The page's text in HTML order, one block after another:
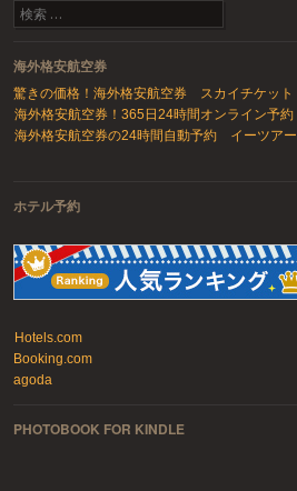
検索
海外格安航空券
驚きの価格！海外格安航空券 スカイチケット
海外格安航空券！365日24時間オンライン予約
海外格安航空券の24時間自動予約 イーツアー
ホテル予約
Hotels.com
Booking.com
agoda
PHOTOBOOK FOR KINDLE